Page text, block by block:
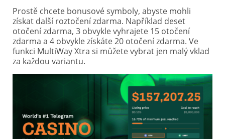
Prostě chcete bonusové symboly, abyste mohli
získat další roztočení zdarma. Například deset
otočení zdarma, 3 obvykle vyhrajete 15 otočení
zdarma a 4 obvykle získáte 20 otočení zdarma. Ve
funkci MultiWay Xtra si můžete vybrat jen malý vklad
za každou variantu.